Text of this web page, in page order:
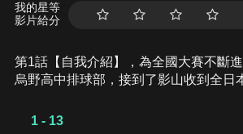
我的星等
影片給分
第1話【自我介紹】，為全國大賽不斷
烏野高中排球部，接到了影山收到全日
級生選拔強化合宿的召集。沒有被選為
1 - 13